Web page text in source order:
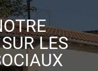
LES